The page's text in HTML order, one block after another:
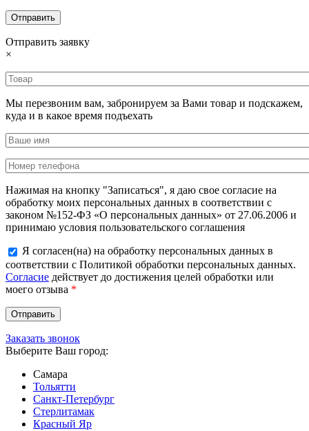
Отправить заявку
×
Мы перезвоним вам, забронируем за Вами товар и подскажем,
куда и в какое время подъехать
Нажимая на кнопку "Записаться", я даю свое согласие на
обработку моих персональных данных в соответствии с
законом №152-ФЗ «О персональных данных» от 27.06.2006 и
принимаю условия пользовательского соглашения
Я согласен(на) на обработку персональных данных в
соответствии с Политикой обработки персональных данных.
Согласие действует до достижения целей обработки или
моего отзыва *
Заказать звонок
Выберите Ваш город:
Самара
Тольятти
Санкт-Петербург
Стерлитамак
Красный Яр